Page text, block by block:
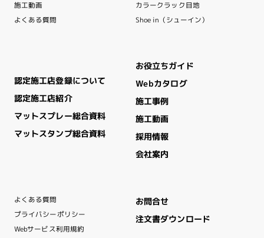
施工動画
よくある質問
カラークラック目地
Shoe in（シューイン）
認定施工店登録について
認定施工店紹介
マットスプレー総合資料
マットスタンプ総合資料
お役立ちガイド
Webカタログ
施工事例
施工動画
採用情報
会社案内
よくある質問
プライバシーポリシー
Webサービス利用規約
お問合せ
注文書ダウンロード